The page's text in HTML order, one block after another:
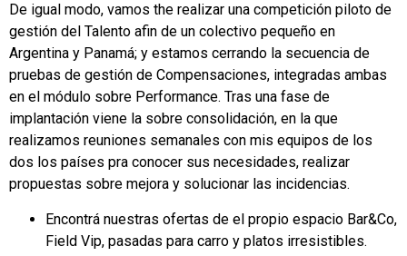
De igual modo, vamos the realizar una competición piloto de
gestión del Talento afin de un colectivo pequeño en
Argentina y Panamá; y estamos cerrando la secuencia de
pruebas de gestión de Compensaciones, integradas ambas
en el módulo sobre Performance. Tras una fase de
implantación viene la sobre consolidación, en la que
realizamos reuniones semanales con mis equipos de los
dos los países pra conocer sus necesidades, realizar
propuestas sobre mejora y solucionar las incidencias.
Encontrá nuestras ofertas de el propio espacio Bar&Co,
Field Vip, pasadas para carro y platos irresistibles.